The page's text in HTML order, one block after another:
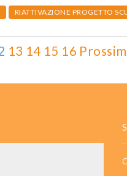
RIATTIVAZIONE PROGETTO
13 14 15 16